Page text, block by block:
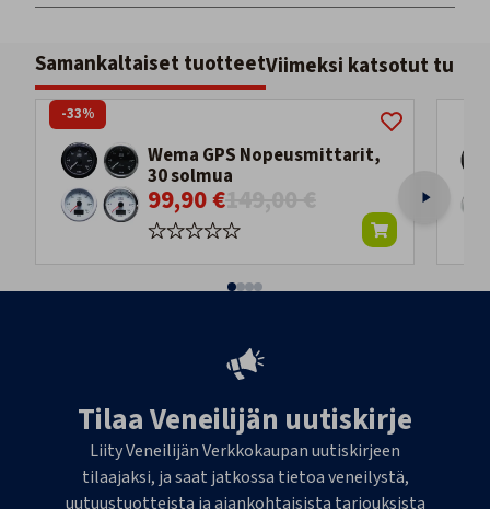
Samankaltaiset tuotteetViimeksi katsotut
Wema GPS Nopeusmittarit,
30 solmua
99,90 €149,00 €
-33%
Tilaa Veneilijän uutiskirje
Liity Veneilijän Verkkokaupan uutiskirjeen
tilaajaksi, ja saat jatkossa tietoa veneilystä,
uutuustuotteista ja ajankohtaisista tarjouksista